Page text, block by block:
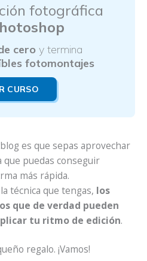
fotográfica
cero y termina
fotomontajes
CURSO
es que sepas aprovechar
puedas conseguir
más rápida.
técnica que tengas, los
que de verdad pueden
tu ritmo de edición.
regalo. ¡Vamos!